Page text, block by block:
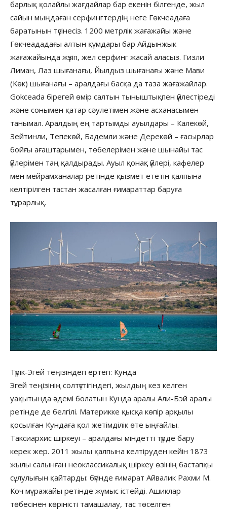
барлық қолайлы жағдайлар бар екенін білгенде, жыл
сайын мыңдаған серфингтердің неге Гөкчеадаға
баратынын түсінесіз. 1200 метрлік жағажайы және
Гөкчеададағы алтын құмдары бар Айдынжык
жағажайында жүзіп, жел серфинг жасай аласыз. Гизли
Лиман, Лаз шығанағы, Йылдыз шығанағы және Мави
(Көк) шығанағы – аралдағы басқа да таза жағажайлар.
Gokceada бірегей өмір салтын тыныштықпен үйлестіреді
және сонымен қатар сәулетімен және асханасымен
танымал. Аралдың ең тартымды ауылдары – Калекөй,
Зейтинли, Тепекөй, Бадемли және Дерекөй – ғасырлар
бойғы ағаштарымен, төбелерімен және шынайы тас
үйлерімен таң қалдырады. Ауыл қонақ үйлері, кафелер
мен мейрамханалар ретінде қызмет ететін қалпына
келтірілген тастан жасалған ғимараттар баруға
тұрарлық.
Түрік-Эгей теңізіндегі ертегі: Кунда
Эгей теңізінің солтүстігіндегі, жылдың кез келген
уақытында әдемі болатын Кунда аралы Али-Бэй аралы
ретінде де белгілі. Материкке қысқа көпір арқылы
қосылған Кундаға қол жетімділік өте ыңғайлы.
Таксиархис шіркеуі – аралдағы міндетті түрде бару
керек жер. 2011 жылы қалпына келтіруден кейін 1873
жылы салынған неоклассикалық шіркеу өзінің бастапқы
сұлулығын қайтарды: бүгінде ғимарат Айвалик Рахми М.
Коч мұражайы ретінде жұмыс істейді. Ашиклар
төбесінен көріністі тамашалау, тас төселген